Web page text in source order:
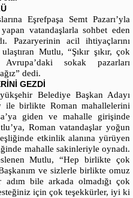
Eşrefpaşa Semt Pazarı’yla
vatandaşlarla sohbet eden
Pazaryerinin acil ihtiyaçlarını
Mutlu, “Şıkır şıkır, çok
sokak pazarları
dedi.
GEZDİ
Belediye Başkan Adayı
birlikte Roman mahallelerini
giden ve mahalle girişinde
Roman vatandaşlar yoğun
etkinlik alanına yürüyen
mahalle sakinleriyle oynadı.
Mutlu, “Hep birlikte çok
ve sizlerle birlikte omuz
bile arkada olmadığı çok
için çok teşekkürler, iyi ki